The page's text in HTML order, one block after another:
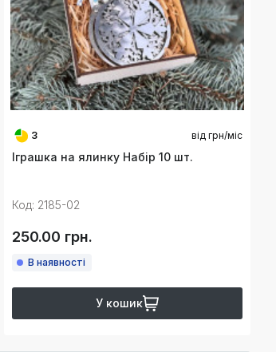
3 від грн/міс
Іграшка на ялинку Набір 10 шт.
Код: 2185-02
250.00 грн.
В наявності
У кошик